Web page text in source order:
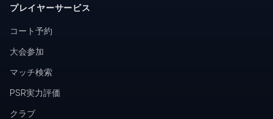
プレイヤーサービス
コート予約
大会参加
マッチ検索
PSR実力評価
クラブ